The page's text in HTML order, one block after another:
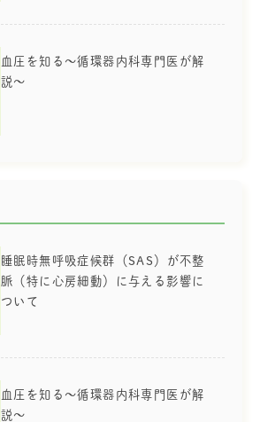
血圧を知る～循環器内科専門医が解
説～
睡眠時無呼吸症候群（SAS）が不整
脈（特に心房細動）に与える影響に
ついて
血圧を知る～循環器内科専門医が解
説～